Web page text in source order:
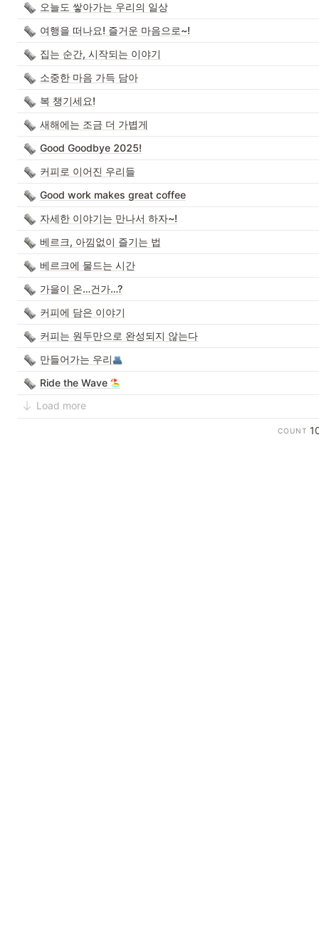
오늘도 쌓아가는 우리의 일상
여행을 떠나요! 즐거운 마음으로~!
집는 순간, 시작되는 이야기
소중한 마음 가득 담아
복 챙기세요!
새해에는 조금 더 가볍게
Good Goodbye 2025!
커피로 이어진 우리들
Good work makes great coffee
자세한 이야기는 만나서 하자~!
베르크, 아낌없이 즐기는 법
베르크에 물드는 시간
가을이 온…건가…?
커피에 담은 이야기
커피는 원두만으로 완성되지 않는다
만들어가는 우리
Ride the Wave
Load more
COUNT